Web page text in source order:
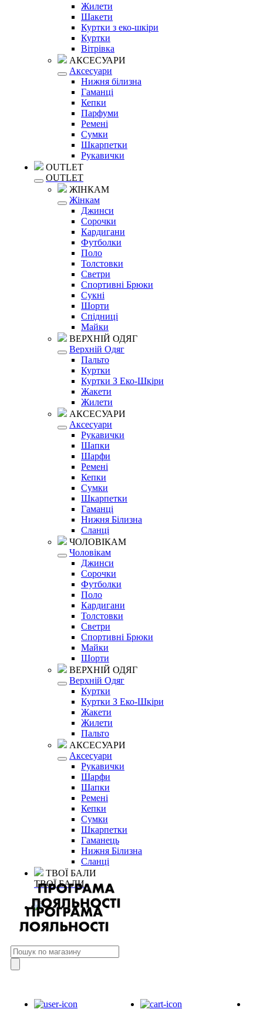
Жилети
Шакети
Куртки з еко-шкіри
Куртки
Вітрівка
АКСЕСУАРИ
Аксесуари
Нижня білизна
Гаманці
Кепки
Парфуми
Ремені
Сумки
Шкарпетки
Рукавички
OUTLET
OUTLET
ЖІНКАМ
Жінкам
Джинси
Сорочки
Кардигани
Футболки
Поло
Толстовки
Светри
Спортивні Брюки
Сукні
Шорти
Спідниці
Майки
ВЕРХНІЙ ОДЯГ
Верхній Одяг
Пальто
Куртки
Куртки З Еко-Шкіри
Жакети
Жилети
АКСЕСУАРИ
Аксесуари
Рукавички
Шапки
Шарфи
Ремені
Кепки
Сумки
Шкарпетки
Гаманці
Нижня Білизна
Сланці
ЧОЛОВІКАМ
Чоловікам
Джинси
Сорочки
Футболки
Поло
Кардигани
Толстовки
Светри
Спортивні Брюки
Майки
Шорти
ВЕРХНІЙ ОДЯГ
Верхній Одяг
Куртки
Куртки З Еко-Шкіри
Жакети
Жилети
Пальто
АКСЕСУАРИ
Аксесуари
Рукавички
Шарфи
Шапки
Ремені
Кепки
Сумки
Шкарпетки
Гаманець
Нижня Білизна
Сланці
ТВОЇ БАЛИ
ТВОЇ БАЛИ